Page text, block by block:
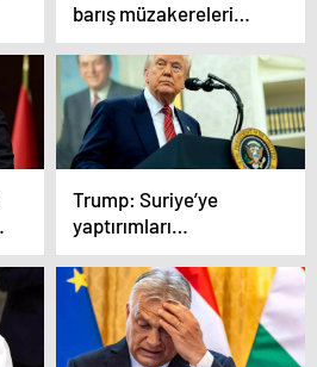
barış müzakereleri
hakkında görüştü
Trump: Suriye’ye
yaptırımları
kaldırabiliriz